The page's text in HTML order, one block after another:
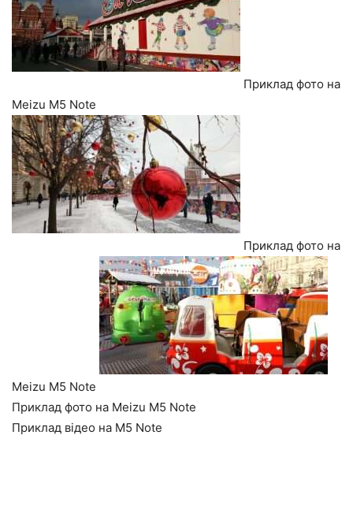
Приклад фото на
Meizu M5 Note
Приклад фото на
Meizu M5 Note
Приклад фото на Meizu M5 Note
Приклад відео на M5 Note